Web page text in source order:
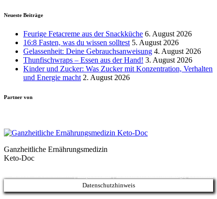
Neueste Beiträge
Feurige Fetacreme aus der Snackküche 6. August 2026
16:8 Fasten, was du wissen solltest 5. August 2026
Gelassenheit: Deine Gebrauchsanweisung 4. August 2026
Thunfischwraps – Essen aus der Hand! 3. August 2026
Kinder und Zucker: Was Zucker mit Konzentration, Verhalten
und Energie macht 2. August 2026
Partner von
Ganzheitliche Ernährungsmedizin
Keto-Doc
Datenschutzhinweis